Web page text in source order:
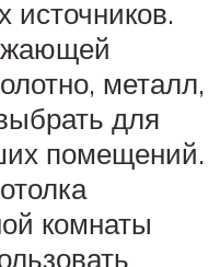
источников.
металл,
для
помещений.
комнаты